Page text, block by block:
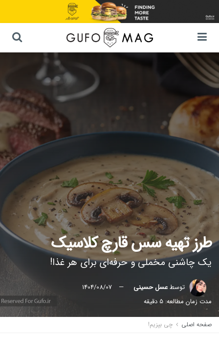
طرز تهیه سس قارچ کلاسیک
یک چاشنی مخملی و حرفه‌ای برای هر غذا!
توسطعسل حسینی
1404/08/07
مدت زمان مطالعه: 5 دقیقه
صفحه اصلی چی بپزیم!